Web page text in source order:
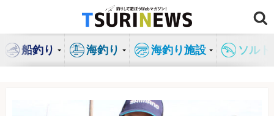
ン
船釣り 海釣り 海釣り施設 ソル